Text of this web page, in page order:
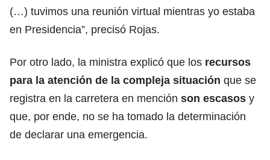
(…) tuvimos una reunión virtual mientras yo estaba
en Presidencia”, precisó Rojas.
Por otro lado, la ministra explicó que los recursos
para la atención de la compleja situación que se
registra en la carretera en mención son escasos y
que, por ende, no se ha tomado la determinación
de declarar una emergencia.